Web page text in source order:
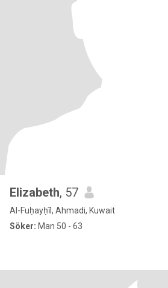
Elizabeth, 57
Al-Fuḥayḥīl, Ahmadi, Kuwait
Söker: Man 50 - 63